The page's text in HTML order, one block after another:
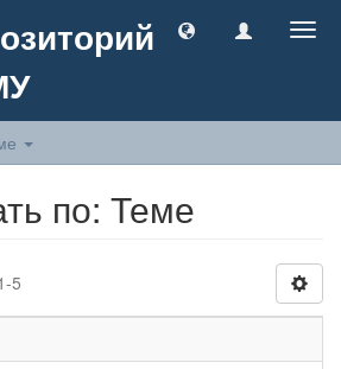
по: Теме
5